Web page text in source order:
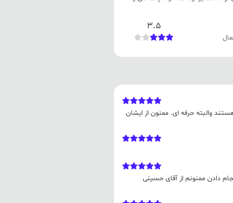
3.5
والبته حرفه ای. ممنون از ایشان
دادن ممنونم از آقای حسینی